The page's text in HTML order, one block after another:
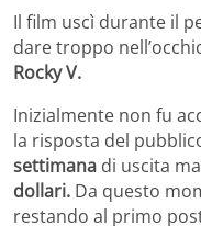
Il film uscì durante il
dare troppo
Rocky V.
Inizialmente non fu
la risposta del
settimana di uscita
dollari. Da questo
restando al primo